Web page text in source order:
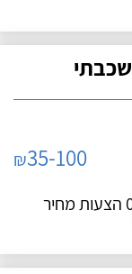
₪35-100
מחיר